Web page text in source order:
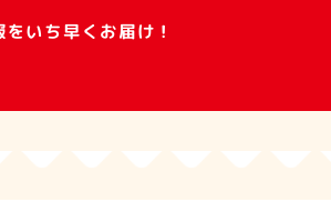
いち早くお届け！